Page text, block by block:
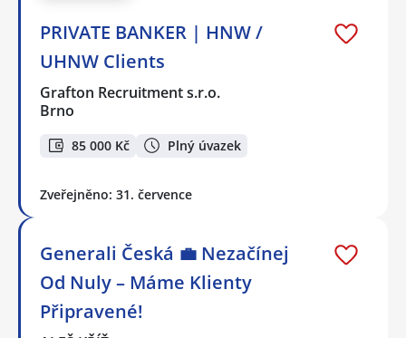
PRIVATE BANKER | HNW /
UHNW Clients
Grafton Recruitment s.r.o.
Brno
85 000 Kč Plný úvazek
Zveřejněno: 31. července
Generali Česká 💼 Nezačínej
Od Nuly – Máme Klienty
Připravené!